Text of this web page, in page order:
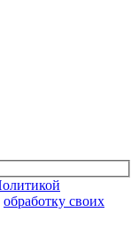
обработку своих